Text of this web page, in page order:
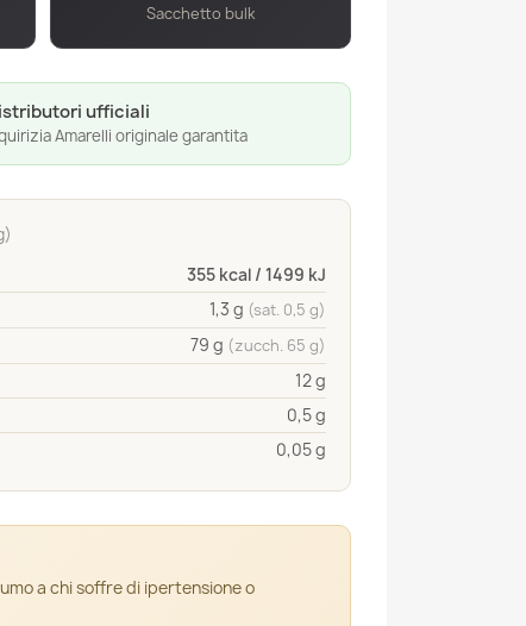
Sacchetto bulk
ufficiali
Amarelli originale garantita
355 kcal / 1499 kJ
1,3 g (sat. 0,5 g)
79 g (zucch. 65 g)
12 g
0,5 g
0,05 g
a chi soffre di ipertensione o